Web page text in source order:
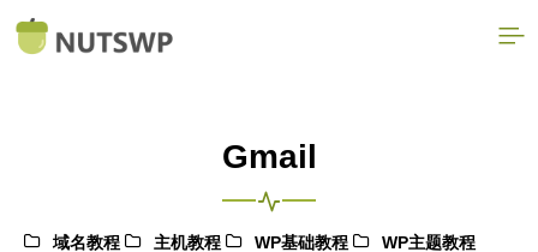
Gmail
域名教程 主机教程 WP基础教程
WP主题教程